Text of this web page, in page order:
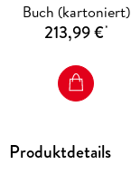
Buch (kartoniert)
213,99 €*
Produktdetails